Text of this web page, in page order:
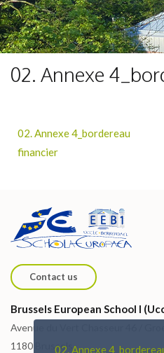
02. Annexe
02. Annexe 4_bordereau
financier
Contact us
Brussels European School I
Avenue du Vert Chasseur 46 /
1180 Brussels02. Annexe